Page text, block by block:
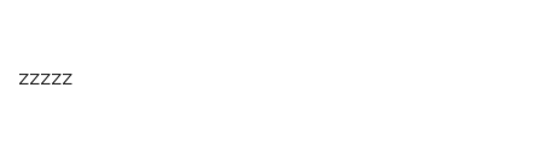
zzzzz